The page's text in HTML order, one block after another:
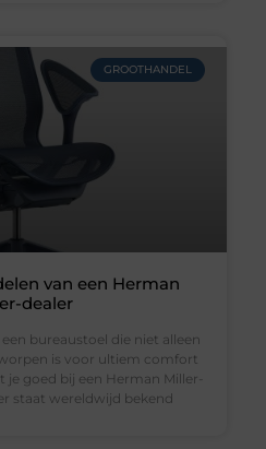
GROOTHANDEL
van een Herman
dealer
bureaustoel die niet alleen
is voor ultiem comfort
goed bij een Herman Miller-
staat wereldwijd bekend